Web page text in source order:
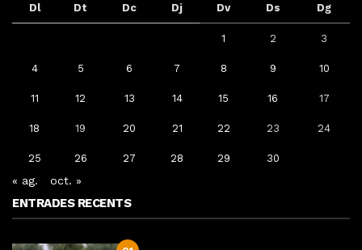
Dl Dt Dc Dj Dv Ds Dg
1 2 3
4 5 6 7 8 9 10
11 12 13 14 15 16 17
18 19 20 21 22 23 24
25 26 27 28 29 30
« ag. oct. »
ENTRADES RECENTS